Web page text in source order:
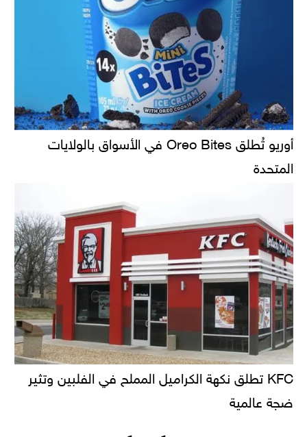
أوريو تُطلق Oreo Bites في الأسواق بالولايات
المتحدة
KFC تطلق نكهة الكراميل المملح في الفلبين وتثير
ضجة عالمية